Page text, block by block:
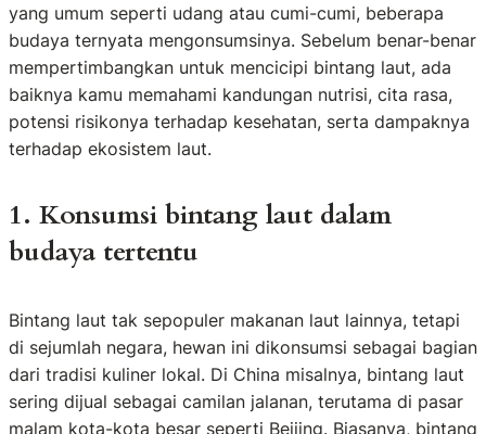
yang umum seperti udang atau cumi-cumi, beberapa
budaya ternyata mengonsumsinya. Sebelum benar-benar
mempertimbangkan untuk mencicipi bintang laut, ada
baiknya kamu memahami kandungan nutrisi, cita rasa,
potensi risikonya terhadap kesehatan, serta dampaknya
terhadap ekosistem laut.
1. Konsumsi bintang laut dalam
budaya tertentu
Bintang laut tak sepopuler makanan laut lainnya, tetapi
di sejumlah negara, hewan ini dikonsumsi sebagai bagian
dari tradisi kuliner lokal. Di China misalnya, bintang laut
sering dijual sebagai camilan jalanan, terutama di pasar
malam kota-kota besar seperti Beijing. Biasanya, bintang